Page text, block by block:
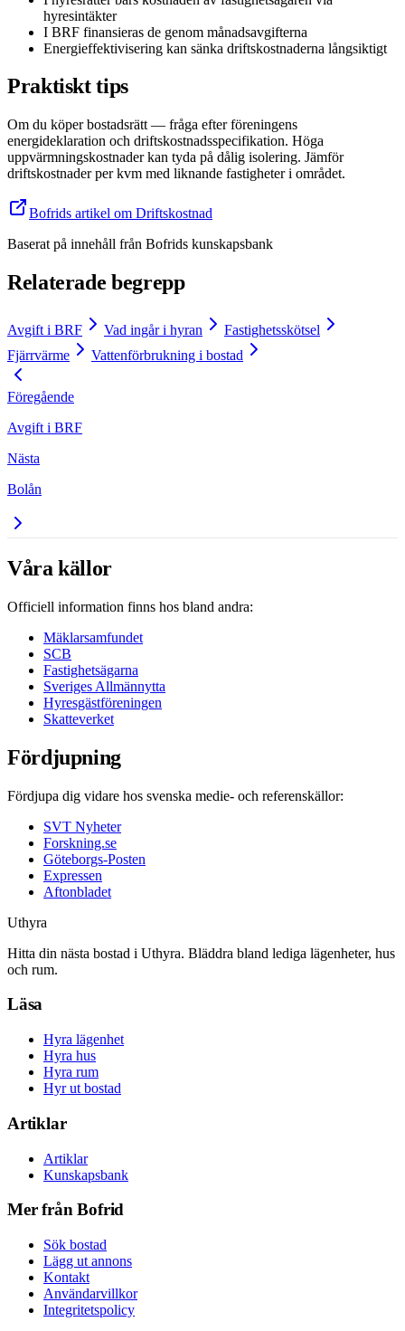
hyresintäkter
I BRF finansieras de genom månadsavgifterna
Energieffektivisering kan sänka driftskostnaderna långsiktigt
Praktiskt tips
Om du köper bostadsrätt — fråga efter föreningens
energideklaration och driftskostnadsspecifikation. Höga
uppvärmningskostnader kan tyda på dålig isolering. Jämför
driftskostnader per kvm med liknande fastigheter i området.
Bofrids artikel om Driftskostnad
Baserat på innehåll från Bofrids kunskapsbank
Relaterade begrepp
Avgift i BRF Vad ingår i hyran
Fastighetsskötsel
Fjärrvärme
Vattenförbrukning i bostad
Föregående
Avgift i BRF
Nästa
Bolån
Våra källor
Officiell information finns hos bland andra:
Mäklarsamfundet
SCB
Fastighetsägarna
Sveriges Allmännytta
Hyresgästföreningen
Skatteverket
Fördjupning
Fördjupa dig vidare hos svenska medie- och referenskällor:
SVT Nyheter
Forskning.se
Göteborgs-Posten
Expressen
Aftonbladet
Uthyra
Hitta din nästa bostad i Uthyra. Bläddra bland lediga lägenheter, hus
och rum.
Läsa
Hyra lägenhet
Hyra hus
Hyra rum
Hyr ut bostad
Artiklar
Artiklar
Kunskapsbank
Mer från Bofrid
Sök bostad
Lägg ut annons
Kontakt
Användarvillkor
Integritetspolicy